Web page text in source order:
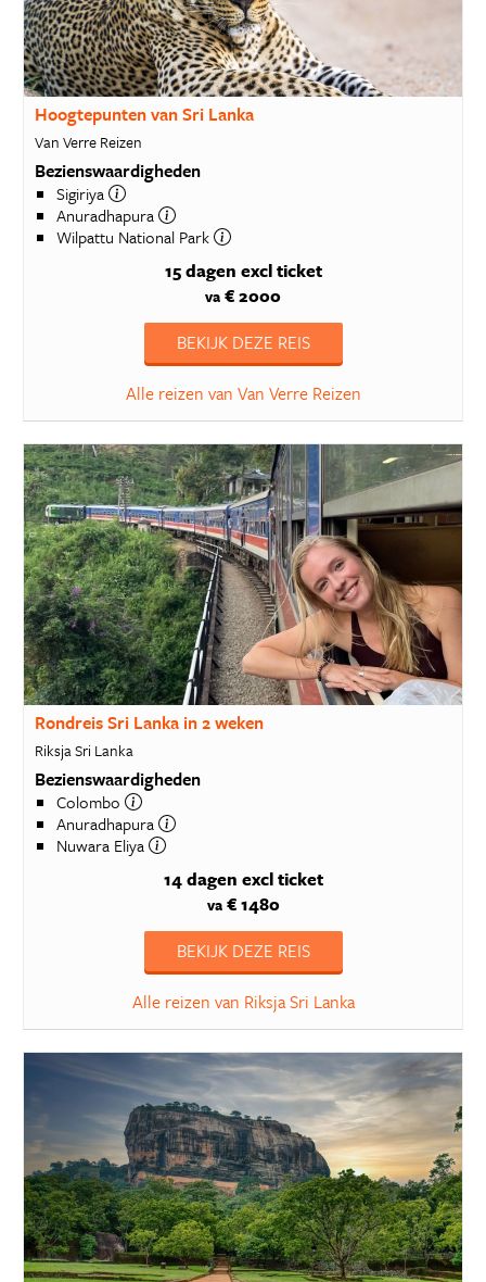
Hoogtepunten van Sri Lanka
Van Verre Reizen
Bezienswaardigheden
Sigiriya
Anuradhapura
Wilpattu National Park
15 dagen excl ticket
va € 2000
BEKIJK DEZE REIS
Alle reizen van Van Verre Reizen
Rondreis Sri Lanka in 2 weken
Riksja Sri Lanka
Bezienswaardigheden
Colombo
Anuradhapura
Nuwara Eliya
14 dagen excl ticket
va€ 1480
BEKIJK DEZE REIS
Alle reizen van Riksja Sri Lanka